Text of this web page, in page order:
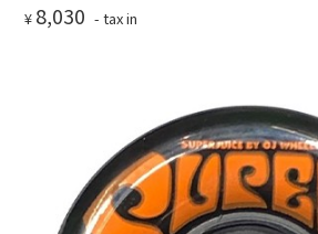
¥ 8,030 - tax in